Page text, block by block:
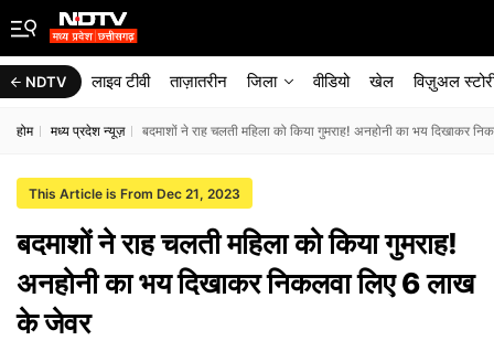
NDTV लाइव टीवी ताज़ातरीन जिला वीडियो खेल विज़ुअल
होम मध्य प्रदेश न्यूज़ बदमाशों ने राह चलती महिला को किया गुमराह! अनहोनी का भय दिखाकर
This Article is From Dec 21, 2023
बदमाशों ने राह चलती महिला को किया गुमराह!
अनहोनी का भय दिखाकर निकलवा लिए 6 लाख
के जेवर